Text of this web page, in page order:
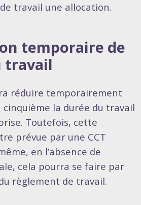
travail une allocation.
temporaire de
travail
réduire temporairement
cinquième la durée du travail
Toutefois, cette
prévue par une CCT
en l’absence de
cela pourra se faire par
règlement de travail.